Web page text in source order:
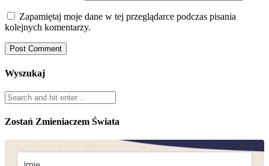
Zapamiętaj moje dane w tej przeglądarce podczas pisania
kolejnych komentarzy.
Wyszukaj
Zostań Zmieniaczem Świata